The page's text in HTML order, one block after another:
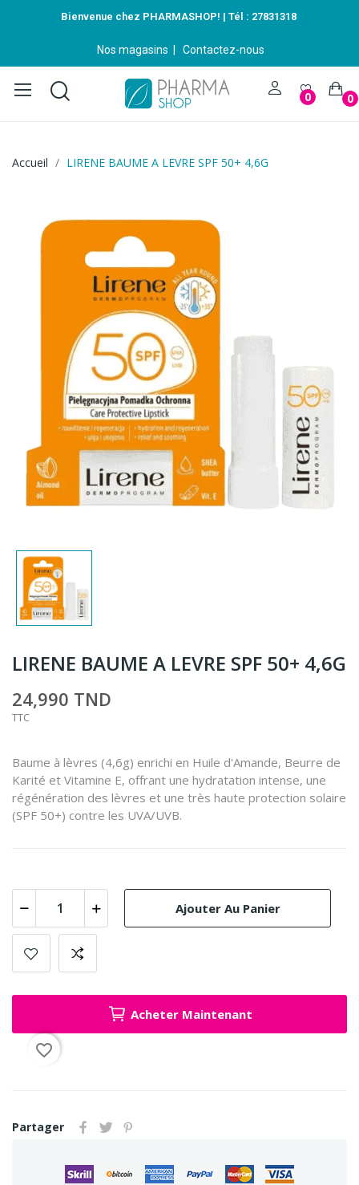
Bienvenue chez PHARMASHOP! | Tél : 27831318
Nos magasins Contactez-nous
0 0
Accueil LIRENE BAUME A LEVRE SPF 50+ 4,6G
LIRENE BAUME A LEVRE SPF 50+ 4,6G
24,990 TND
TTC
Baume à lèvres (4,6g) enrichi en Huile d'Amande, Beurre de
Karité et Vitamine E, offrant une hydratation intense, une
régénération des lèvres et une très haute protection solaire
(SPF 50+) contre les UVA/UVB.
Ajouter Au Panier
Acheter Maintenant
favorite_border
Partager